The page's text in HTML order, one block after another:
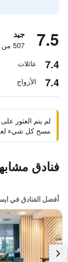
7.5 جيد
507 من التقييمات تم التحقق منها
7.4 عائلات
7.4 الأزواج
لم يتم العثور
مسح كل شيء
فنادق
أفضل الفنادق في